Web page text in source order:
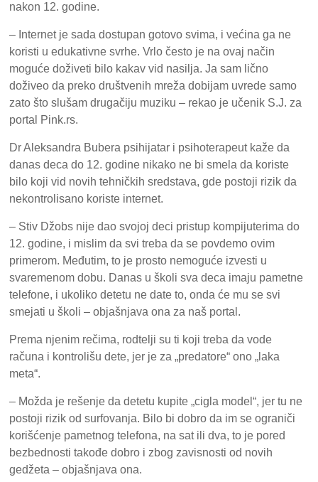
nakon 12. godine.
– Internet je sada dostupan gotovo svima, i većina ga ne
koristi u edukativne svrhe. Vrlo često je na ovaj način
moguće doživeti bilo kakav vid nasilja. Ja sam lično
doživeo da preko društvenih mreža dobijam uvrede samo
zato što slušam drugačiju muziku – rekao je učenik S.J. za
portal Pink.rs.
Dr Aleksandra Bubera psihijatar i psihoterapeut kaže da
danas deca do 12. godine nikako ne bi smela da koriste
bilo koji vid novih tehničkih sredstava, gde postoji rizik da
nekontrolisano koriste internet.
– Stiv Džobs nije dao svojoj deci pristup kompijuterima do
12. godine, i mislim da svi treba da se povdemo ovim
primerom. Međutim, to je prosto nemoguće izvesti u
svaremenom dobu. Danas u školi sva deca imaju pametne
telefone, i ukoliko detetu ne date to, onda će mu se svi
smejati u školi – objašnjava ona za naš portal.
Prema njenim rečima, rodtelji su ti koji treba da vode
računa i kontrolišu dete, jer je za „predatore“ ono „laka
meta“.
– Možda je rešenje da detetu kupite „cigla model“, jer tu ne
postoji rizik od surfovanja. Bilo bi dobro da im se ograniči
korišćenje pametnog telefona, na sat ili dva, to je pored
bezbednosti takođe dobro i zbog zavisnosti od novih
gedžeta – objašnjava ona.